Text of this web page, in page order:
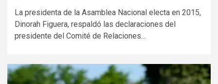
La presidenta de la Asamblea Nacional electa en 2015,
Dinorah Figuera, respaldó las declaraciones del
presidente del Comité de Relaciones...